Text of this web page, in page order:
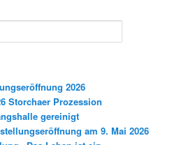
2026
Storchaer Prozession
gereinigt
am 9. Mai 2026